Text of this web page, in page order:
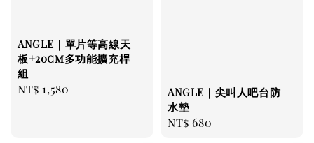
ANGLE｜單片等高線天
板+20cm多功能擴充桿
組
Regular
NT$ 1,580
ANGLE｜尖叫人吧台防
水墊
Regular
NT$ 680